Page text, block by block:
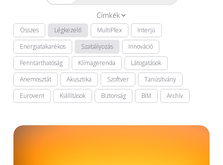
Címkék
Összes Légkezelő MultiPlex
Interjú
Energiatakarékos
Szabályozás
Innováció
Fenntarthatóság
Klímagerenda
Látogatások
Anemosztát
Akusztika Szoftver
Tanúsítvány
Eurovent
Kiállítások Biztonság BIM Archív